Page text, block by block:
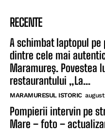
RECENTE
A schimbat laptopul
dintre cele mai
Maramureș. Povestea
restaurantului „La...
MARAMURESUL ISTORIC
Pompierii intervin pe
Mare – foto –